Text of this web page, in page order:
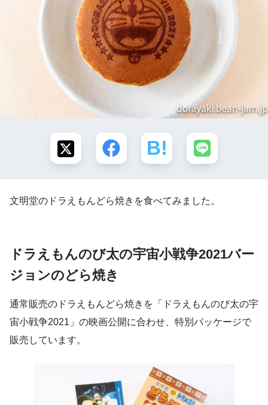
文明堂のドラえもんどら焼きを食べてみました。
ドラえもんのび太の宇宙小戦争2021バー
ジョンのどら焼き
通常販売のドラえもんどら焼きを「ドラえもんのび太の宇
宙小戦争2021」の映画公開に合わせ、特別パッケージで
販売しています。